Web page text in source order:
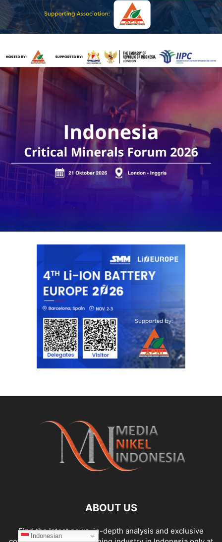
ABOUT US
Find the latest news, in-depth analysis and exclusive
Indonesian